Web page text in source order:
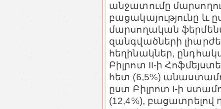
անջատումը
բացակայությունը և
մարսողական
զանգվածների
հեղինակներ,
Բիլրոտ II-ի
հետ (6,5%)
ըստ Բիլրոտ I-ի
(12,4%),